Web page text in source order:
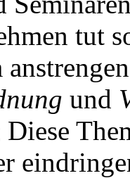
tut
und